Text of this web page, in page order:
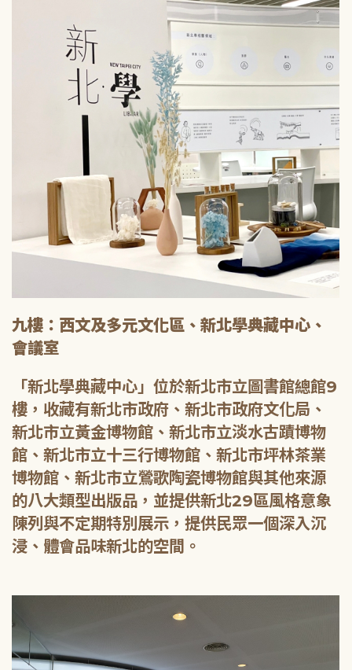
九樓：西文及多元文化區、新北學典藏中心、
會議室
「新北學典藏中心」位於新北市立圖書館總館9
樓，收藏有新北市政府、新北市政府文化局、
新北市立黃金博物館、新北市立淡水古蹟博物
館、新北市立十三行博物館、新北市坪林茶業
博物館、新北市立鶯歌陶瓷博物館與其他來源
的八大類型出版品，並提供新北29區風格意象
陳列與不定期特別展示，提供民眾一個深入沉
浸、體會品味新北的空間。